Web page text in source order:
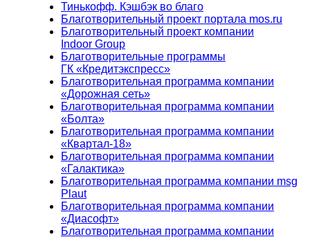
Тинькофф. Кэшбэк во благо
Благотворительный проект портала mos.ru
Благотворительный проект компании
Indoor Group
Благотворительные программы
ГК «Кредитэкспресс»
Благотворительная программа компании
«Дорожная сеть»
Благотворительная программа компании
«Болта»
Благотворительная программа компании
«Квартал-18»
Благотворительная программа компании
«Галактика»
Благотворительная программа компании msg
Plaut
Благотворительная программа компании
«Диасофт»
Благотворительная программа компании